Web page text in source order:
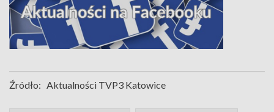
Źródło: Aktualności TVP3 Katowice